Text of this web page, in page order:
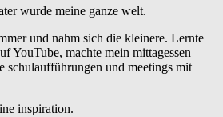
wurde meine ganze welt.
und nahm sich die kleinere. Lernte
YouTube, machte mein mittagessen
schulaufführungen und meetings mit
inspiration.